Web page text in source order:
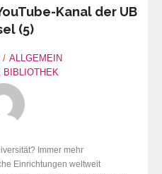
Kanal der UB
(5)
ALLGEMEIN
BIBLIOTHEK
Immer mehr
Einrichtungen weltweit